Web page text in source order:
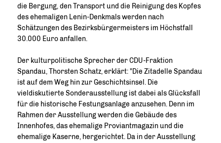
die Bergung, den Transport und die Reinigung des Kopfes
des ehemaligen Lenin-Denkmals werden nach
Schätzungen des Bezirksbürgermeisters im Höchstfall
30.000 Euro anfallen.
Der kulturpolitische Sprecher der CDU-Fraktion
Spandau, Thorsten Schatz, erklärt: "Die Zitadelle Spandau
ist auf dem Weg hin zur Geschichtsinsel. Die
vieldiskutierte Sonderausstellung ist dabei als Glücksfall
für die historische Festungsanlage anzusehen. Denn im
Rahmen der Ausstellung werden die Gebäude des
Innenhofes, das ehemalige Proviantmagazin und die
ehemalige Kaserne, hergerichtet. Da in der Ausstellung